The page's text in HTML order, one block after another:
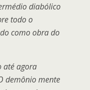
diabólico
todo o
como obra do
até agora
demônio mente